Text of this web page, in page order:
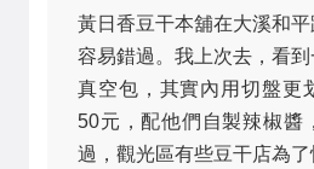
黃日香豆干本舖在大溪和平
容易錯過。我上次去，看
真空包，其實內用切盤更
50元，配他們自製辣椒醬
過，觀光區有些豆干店為